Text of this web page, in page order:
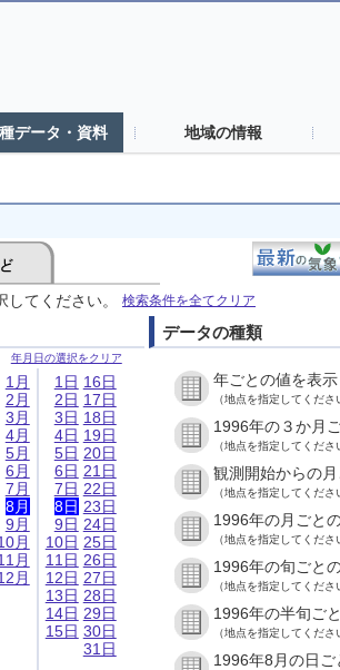
データ・資料 地域の情報
てください。 検索条件を全てクリア
年月日の選択をクリア
1月
2月
3月
4月
5月
6月
7月
8月
9月
月
月
月
1日
2日
3日
4日
5日
6日
7日
8日
9日
10日
11日
12日
13日
14日
15日
16日
17日
18日
19日
20日
21日
22日
23日
24日
25日
26日
27日
28日
29日
30日
31日
データの種類
年ごとの値を表示
（地点を指定してくださ
1996年の３か月
（地点を指定してくださ
観測開始からの
（地点を指定してくださ
1996年の月ごと
（地点を指定してくださ
1996年の旬ごと
（地点を指定してくださ
1996年の半旬ご
（地点を指定してくださ
1996年8月の日